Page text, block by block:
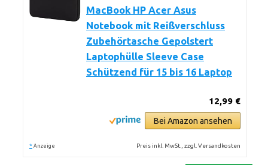
MacBook HP Acer Asus
Notebook mit Reißverschluss
Zubehörtasche Gepolstert
Laptophülle Sleeve Case
Schützend für 15 bis 16 Laptop
12,99 €
Bei Amazon ansehen
* Anzeige Preis inkl. MwSt., zzgl. Versandkosten